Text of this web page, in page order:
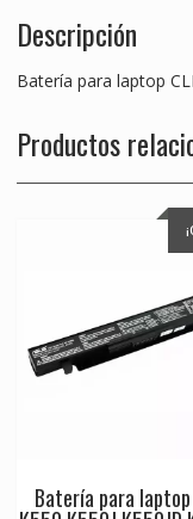
Descripción
Batería para laptop
Productos
Batería para laptop